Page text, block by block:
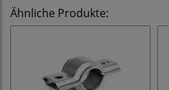
Ähnliche Produkte: